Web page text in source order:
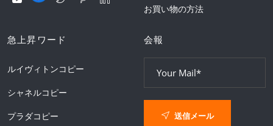
お買い物の方法
急上昇ワード
ルイヴィトンコピー
シャネルコピー
プラダコピー
会報
送信メール